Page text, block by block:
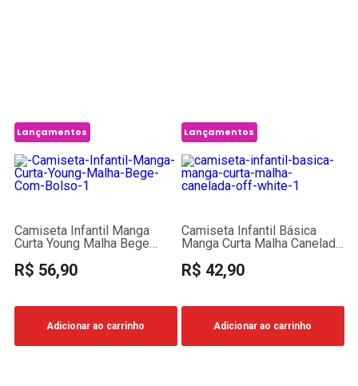
Lançamentos
Camiseta Infantil Manga
Curta Young Malha Bege
R$ 56,90
Adicionar ao carrinho
Lançamentos
Camiseta Infantil Básica
Manga Curta Malha Canelada
R$ 42,90
Adicionar ao carrinho